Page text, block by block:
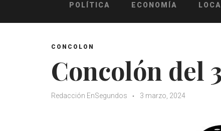
POLÍTICA ECONOMÍA
CONCOLON
Concolón del
Redacción EnSegundos 3 marzo, 2024